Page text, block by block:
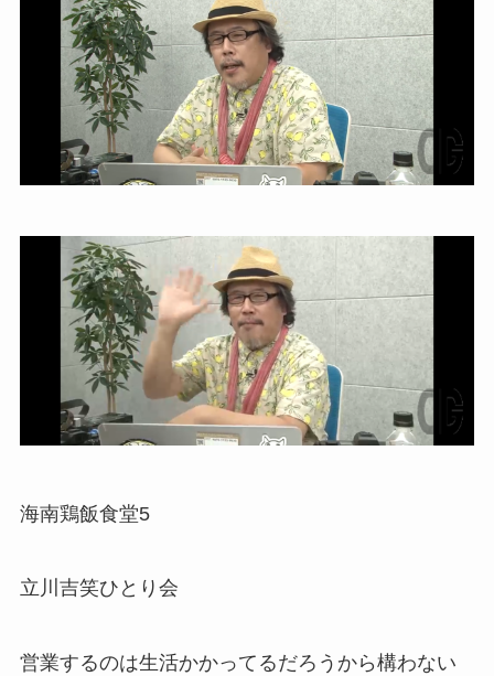
海南鶏飯食堂5
立川吉笑ひとり会
営業するのは生活かかってるだろうから構わない